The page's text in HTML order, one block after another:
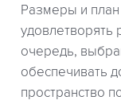
Размеры и
удовлетворять
очередь,
обеспечивать
пространство